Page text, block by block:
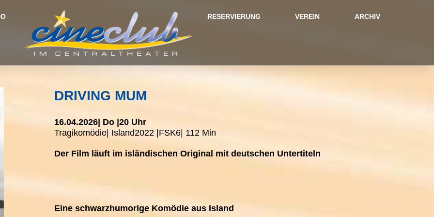
RESERVIERUNG VEREIN ARCHIV
DRIVING MUM
16.04.2026| Do | 20 Uhr
Tragikomödie| Island2022 | FSK6| 112 Min
Der Film läuft im isländischen Original mit deutschen Untertiteln
Eine schwarzhumorige Komödie aus Island